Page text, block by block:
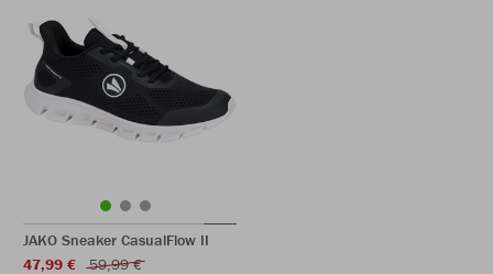
JAKO Sneaker CasualFlow II
47,99 €
59,99 €